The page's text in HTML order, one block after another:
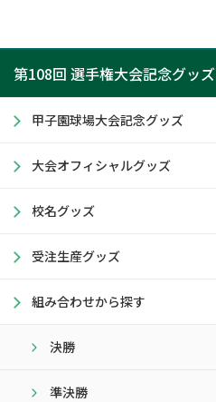
第108回 選手権大会記念グッズ
甲子園球場大会記念グッズ
大会オフィシャルグッズ
校名グッズ
受注生産グッズ
組み合わせから探す
決勝
準決勝